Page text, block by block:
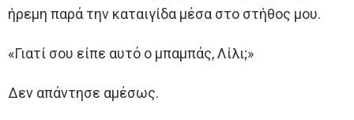
ήρεμη παρά την καταιγίδα μέσα στο στήθος μου.
«Γιατί σου είπε αυτό ο μπαμπάς, Λίλι;»
Δεν απάντησε αμέσως.